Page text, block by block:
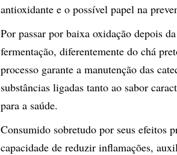
antioxidante e o possível papel na
Por passar por baixa oxidação depois
fermentação, diferentemente do chá
processo garante a manutenção das
substâncias ligadas tanto ao sabor
para a saúde.
Consumido sobretudo por seus efeitos
capacidade de reduzir inflamações,